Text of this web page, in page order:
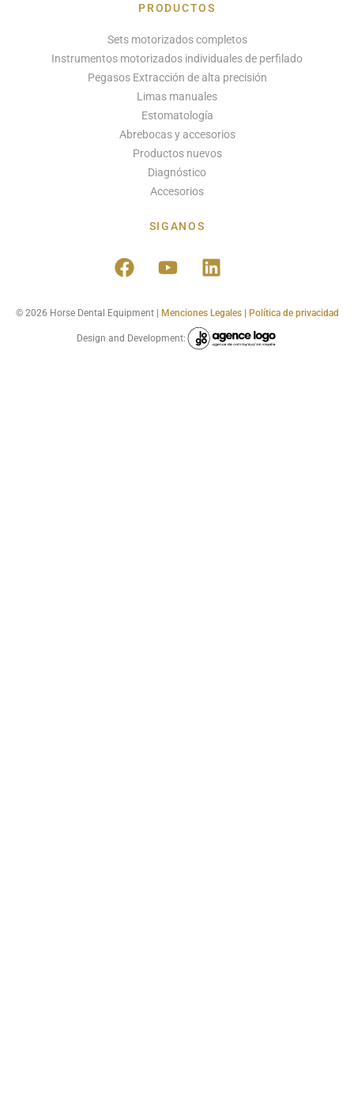
PRODUCTOS
Sets motorizados completos
Instrumentos motorizados individuales de perfilado
Pegasos Extracción de alta precisión
Limas manuales
Estomatología
Abrebocas y accesorios
Productos nuevos
Diagnóstico
Accesorios
SIGANOS
© 2026 Horse Dental Equipment | Menciones Legales| Política de privacidad
Design and Development: